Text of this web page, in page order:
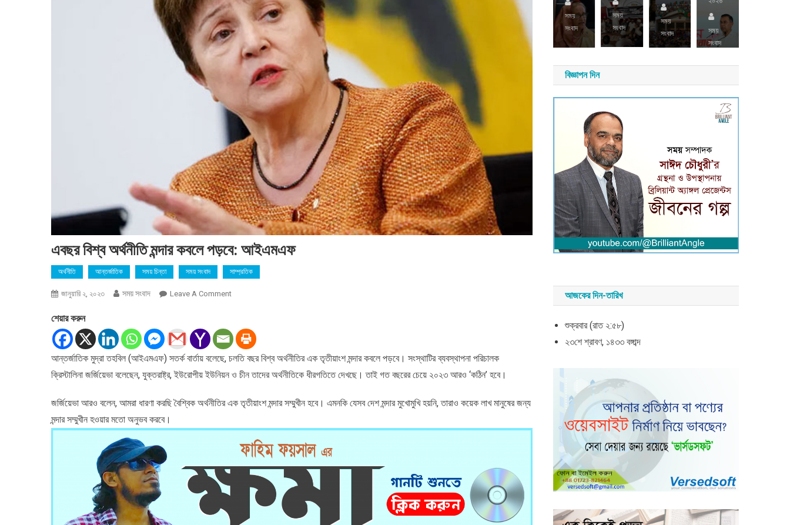
এবছর বিশ্ব অর্থনীতি মন্দার কবলে পড়বে: আইএমএফ
অর্থনীতি আন্তর্জাতিক সময় চিন্তা সময় সংবাদ সাম্প্রতিক
জানুয়ারি ২, ২০২৩ সময় সংবাদ Leave A CommentOn
অর্থনীতি
মন্দার
কবলে
পড়বে:
শেয়ার করুন
আন্তর্জাতিক মুদ্রা তহবিল (আইএমএফ) সতর্ক বার্তায় বলেছে, চলতি বছর বিশ্ব অর্থনীতির এক তৃতীয়াংশ মন্দার কবলে পড়বে। সংস্থাটির ব্যবস্থাপনা পরিচালক
ক্রিস্টালিনা জর্জিয়েভা বলেছেন, যুক্তরাষ্ট্র, ইউরোপীয় ইউনিয়ন ও চীন তাদের অর্থনীতিকে ধীরগতিতে দেখছে। তাই গত বছরের চেয়ে ২০২৩ আরও ‘কঠিন’ হবে।
জর্জিয়েভা আরও বলেন, আমরা ধারণা করছি বৈশ্বিক অর্থনীতির এক তৃতীয়াংশ মন্দার সম্মুখীন হবে। এমনকি যেসব দেশ মন্দার মুখোমুখি হয়নি, তারাও কয়েক লাখ মানুষের জন্য
মন্দার সম্মুখীন হওয়ার মতো অনুভব করবে।
সময়
সংবাদ
সময়
সংবাদ
সময়
সংবাদ
সময়
সংবাদ
সময়
সংবাদ
বিজ্ঞাপন দিন
আজকের দিন-তারিখ
শুক্রবার (রাত ২:৫৮)
২৩শে শ্রাবণ, ১৪৩৩ বঙ্গাব্দ